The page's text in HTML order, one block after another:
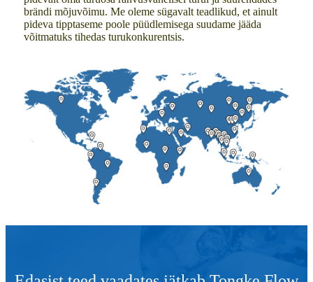
brändi mõjuvõimu. Me oleme sügavalt teadlikud, et ainult
pideva tipptaseme poole püüdlemisega suudame jääda
võitmatuks tihedas turukonkurentsis.